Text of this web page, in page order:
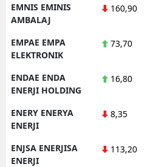
EMNIS EMINIS
AMBALAJ
160,90
EMPAE EMPA
ELEKTRONIK
73,70
ENDAE ENDA
ENERJI HOLDING
16,80
ENERY ENERYA
ENERJI
8,35
ENJSA ENERJISA
ENERJI
113,20